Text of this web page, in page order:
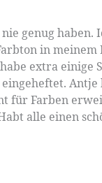
genug haben.
in meinem
extra einige
Antje
für Farben
alle einen